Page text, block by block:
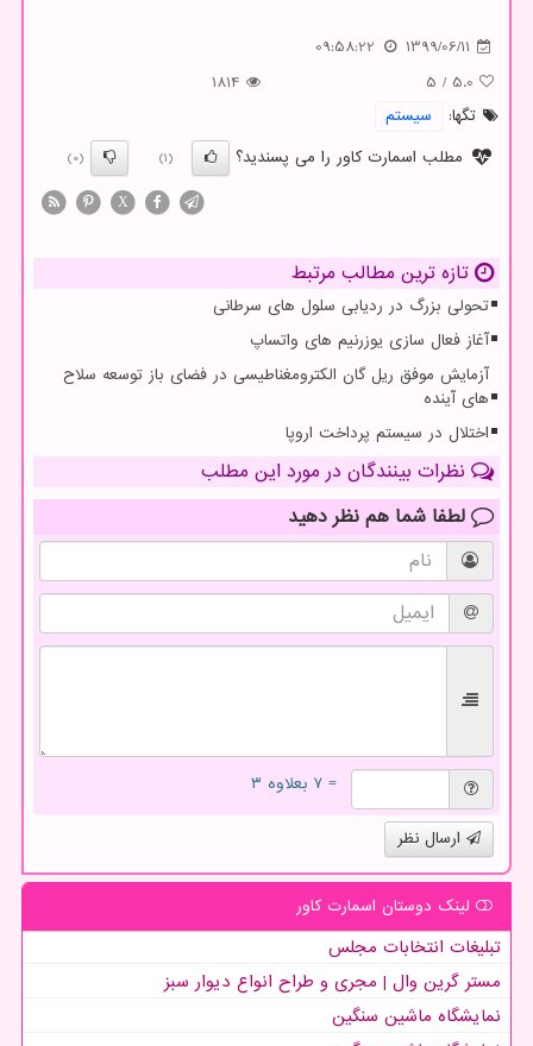
1399/06/11
09:58:22
5.0
/
5
1814
تگها:
سیستم
مطلب اسمارت کاور را می پسندید؟
(1)
(0)
X
تازه ترین مطالب مرتبط
تحولی بزرگ در ردیابی سلول های سرطانی
آغاز فعال سازی یوزرنیم های واتساپ
آزمایش موفق ریل گان الکترومغناطیسی در فضای باز توسعه سلاح
های آینده
اختلال در سیستم پرداخت اروپا
نظرات بینندگان در مورد این مطلب
لطفا شما هم نظر دهید
= ۷ بعلاوه ۳
ارسال نظر
لینک دوستان اسمارت كاور
تبلیغات انتخابات مجلس
مستر گرین وال | مجری و طراح انواع دیوار سبز
نمایشگاه ماشین سنگین